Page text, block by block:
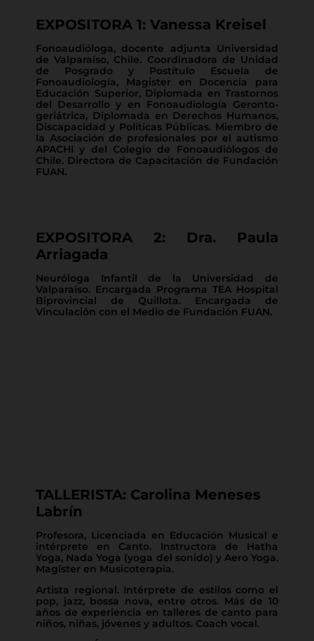
EXPOSITORA 1: Vanessa Kreisel
Fonoaudióloga, docente adjunta Universidad
de Valparaíso, Chile. Coordinadora de Unidad
de Posgrado y Postítulo Escuela de
Fonoaudiología, Magister en Docencia para
Educación Superior, Diplomada en Trastornos
del Desarrollo y en Fonoaudiología Geronto-
geriátrica, Diplomada en Derechos Humanos,
Discapacidad y Políticas Públicas. Miembro de
la Asociación de profesionales por el autismo
APACHI y del Colegio de Fonoaudiólogos de
Chile. Directora de Capacitación de Fundación
FUAN.
EXPOSITORA 2: Dra. Paula
Arriagada
Neuróloga Infantil de la Universidad de
Valparaíso. Encargada Programa TEA Hospital
Biprovincial de Quillota. Encargada de
Vinculación con el Medio de Fundación FUAN.
TALLERISTA: Carolina Meneses
Labrín
Profesora, Licenciada en Educación Musical e
intérprete en Canto. Instructora de Hatha
Yoga, Nada Yoga (yoga del sonido) y Aero Yoga.
Magíster en Musicoterapia.
Artista regional. Intérprete de estilos como el
pop, jazz, bossa nova, entre otros. Más de 10
años de experiencia en talleres de canto para
niños, niñas, jóvenes y adultos. Coach vocal.